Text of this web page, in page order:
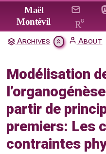
Jump to main content
Maël
Montévil
Archives About
Modélisation
partir de
premiers: Les
contraintes
Modélisation
biologiques
cellules et
Citation & Download